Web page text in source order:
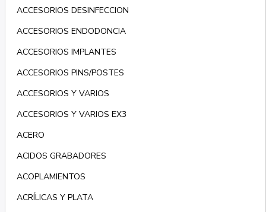
ACCESORIOS DESINFECCION
ACCESORIOS ENDODONCIA
ACCESORIOS IMPLANTES
ACCESORIOS PINS/POSTES
ACCESORIOS Y VARIOS
ACCESORIOS Y VARIOS EX3
ACERO
ACIDOS GRABADORES
ACOPLAMIENTOS
ACRÍLICAS Y PLATA